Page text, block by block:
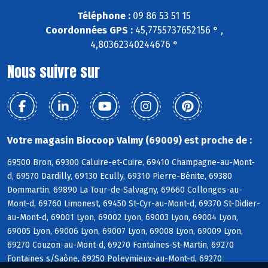
Téléphone : 09 86 53 51 15
Coordonnées GPS :45,7755737652156 ° ,
4,80362340244676 °
Nous suivre sur
Votre magasin Biocoop Valmy (69009) est proche de :
69500 Bron, 69300 Caluire-et-Cuire, 69410 Champagne-au-Mont-
d, 69570 Dardilly, 69130 Ecully, 69310 Pierre-Bénite, 69380
Dommartin, 69890 La Tour-de-Salvagny, 69660 Collonges-au-
Mont-d, 69760 Limonest, 69450 St-Cyr-au-Mont-d, 69370 St-Didier-
au-Mont-d, 69001 Lyon, 69002 Lyon, 69003 Lyon, 69004 Lyon,
69005 Lyon, 69006 Lyon, 69007 Lyon, 69008 Lyon, 69009 Lyon,
69270 Couzon-au-Mont-d, 69270 Fontaines-St-Martin, 69270
Fontaines s/Saône, 69250 Poleymieux-au-Mont-d, 69270